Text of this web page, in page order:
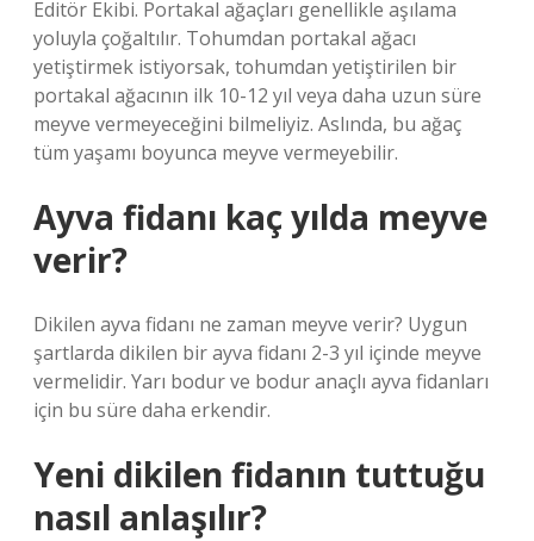
Editör Ekibi. Portakal ağaçları genellikle aşılama
yoluyla çoğaltılır. Tohumdan portakal ağacı
yetiştirmek istiyorsak, tohumdan yetiştirilen bir
portakal ağacının ilk 10-12 yıl veya daha uzun süre
meyve vermeyeceğini bilmeliyiz. Aslında, bu ağaç
tüm yaşamı boyunca meyve vermeyebilir.
Ayva fidanı kaç yılda meyve
verir?
Dikilen ayva fidanı ne zaman meyve verir? Uygun
şartlarda dikilen bir ayva fidanı 2-3 yıl içinde meyve
vermelidir. Yarı bodur ve bodur anaçlı ayva fidanları
için bu süre daha erkendir.
Yeni dikilen fidanın tuttuğu
nasıl anlaşılır?